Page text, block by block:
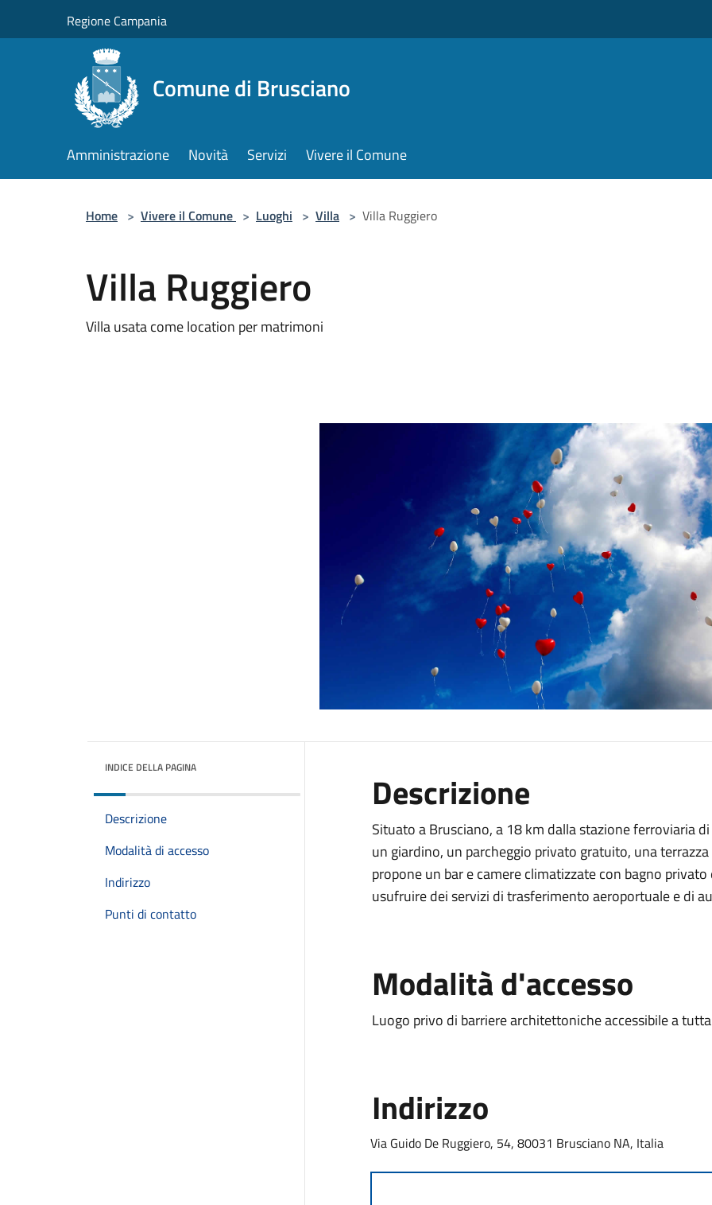
Regione Campania
Comune di Brusciano
Amministrazione Novità Servizi Vivere il Comune
Home > Vivere il Comune > Luoghi > Villa > Villa Ruggiero
Villa Ruggiero
Villa usata come location per matrimoni
INDICE DELLA PAGINA
Descrizione
Modalità di accesso
Indirizzo
Punti di contatto
Descrizione
Situato a Brusciano, a 18 km dalla stazione ferroviaria
un giardino, un parcheggio privato gratuito, una
propone un bar e camere climatizzate con bagno
usufruire dei servizi di trasferimento aeroportuale e di
Modalità d'accesso
Luogo privo di barriere architettoniche accessibile a
Indirizzo
Via Guido De Ruggiero, 54, 80031 Brusciano NA, Italia